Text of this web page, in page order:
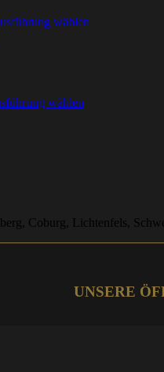
wählen
wählen
Coburg, Lichtenfels,
UNSERE